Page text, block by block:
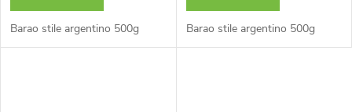
Barao stile argentino 500g Barao stile argentino 500g